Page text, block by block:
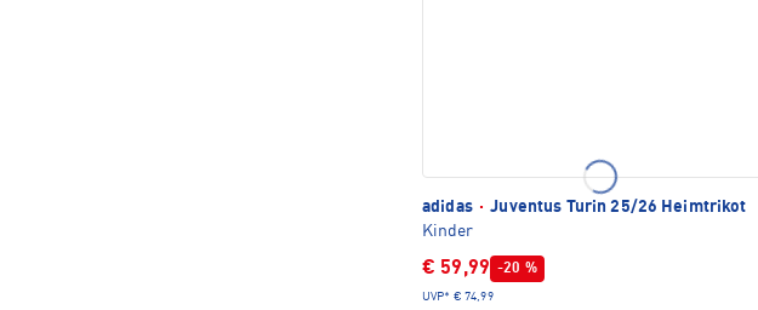
adidas · Juventus Turin 25/26 Heimtrikot
Kinder
€ 59,99 -20 %
UVP* € 74,99